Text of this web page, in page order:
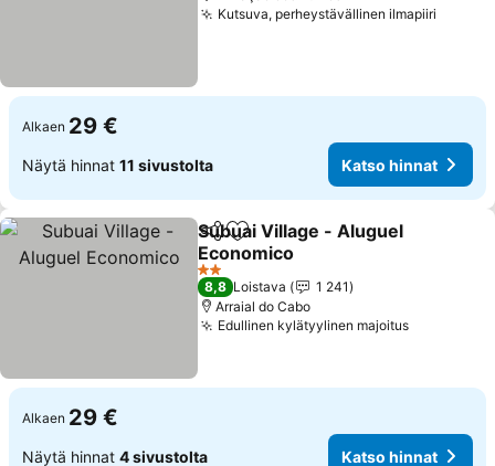
Kutsuva, perheystävällinen ilmapiiri
Alkaen 29 €
Näytä hinnat 11 sivustolta Katso hinnat
Jaa Lisää suosikkeihin
Subuai Village - Aluguel
Economico
Katso hinnat
2 Tähtiluokitus
8,8 Loistava
1 241
Arraial do Cabo
Edullinen kylätyylinen majoitusKatso
Alkaen 29 €
Näytä hinnat 4 sivustolta Katso hinnat